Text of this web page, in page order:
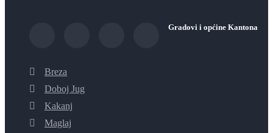
Gradovi i općine Kantona
Breza
Doboj Jug
Kakanj
Maglaj